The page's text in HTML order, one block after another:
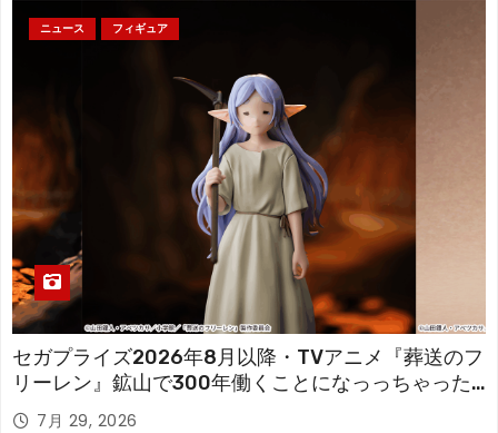
ニュース フィギュア
セガプライズ2026年8月以降・TVアニメ『葬送のフ
リーレン』鉱山で300年働くことになっっちゃった
「フリーレン」を立体化！
7月 29, 2026